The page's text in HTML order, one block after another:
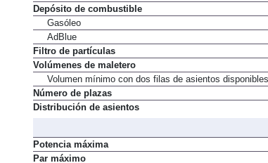
Peso
Depósito de combustible
Gasóleo
AdBlue
Filtro de partículas
Volúmenes de maletero
Volumen mínimo con dos filas de asientos disponibles
Número de plazas
Potencia máxima